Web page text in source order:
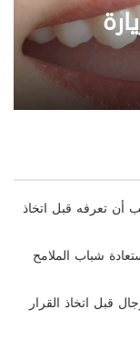
أن تعرفه قبل اتخاذ
شباب الملامح
قبل اتخاذ القرار